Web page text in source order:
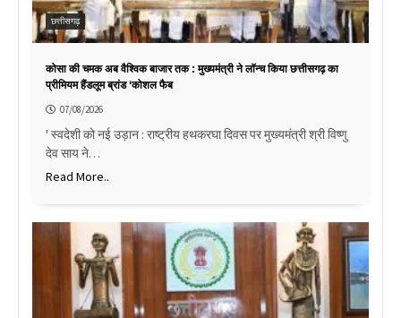
छत्तीसगढ़
कोसा की चमक अब वैश्विक बाजार तक : मुख्यमंत्री ने लॉन्च किया छत्तीसगढ़ का
प्रीमियम हैंडलूम ब्रांड ‘कोशल फैब
07/08/2026
' स्वदेशी को नई उड़ान : राष्ट्रीय हथकरघा दिवस पर मुख्यमंत्री श्री विष्णु
देव साय ने…
Read More..